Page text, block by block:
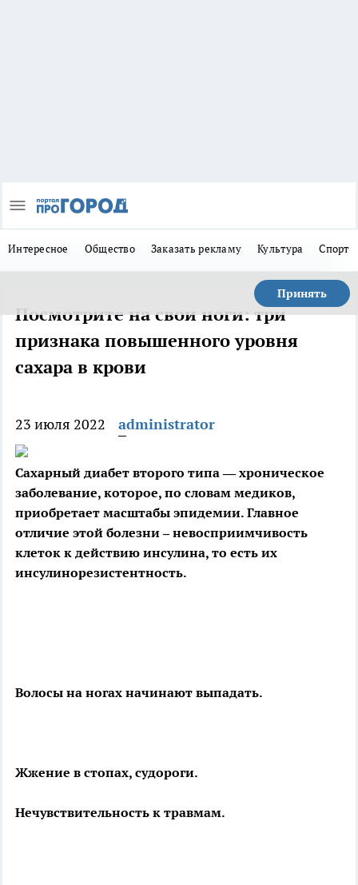
Интересное Общество Заказать рекламу Культура Спорт
Принять
Посмотрите на свои ноги: три
признака повышенного уровня
сахара в крови
23 июля 2022 administrator
Сахарный диабет второго типа — хроническое
заболевание, которое, по словам медиков,
приобретает масштабы эпидемии. Главное
отличие этой болезни –невосприимчивость
клеток к действию инсулина, то есть их
инсулинорезистентность.
Волосы на ногах начинают выпадать.
Жжение в стопах, судороги.
Нечувствительность к травмам.